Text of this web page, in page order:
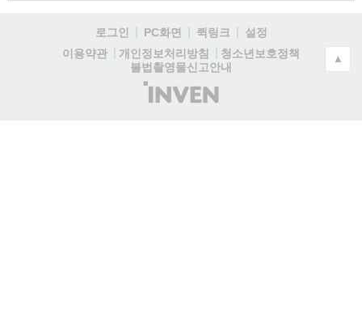
로그인 PC화면 퀵링크
설정
이용약관
개인정보처리방침
청소년보호정책
불법촬영물신고안내
(주)
인
▲